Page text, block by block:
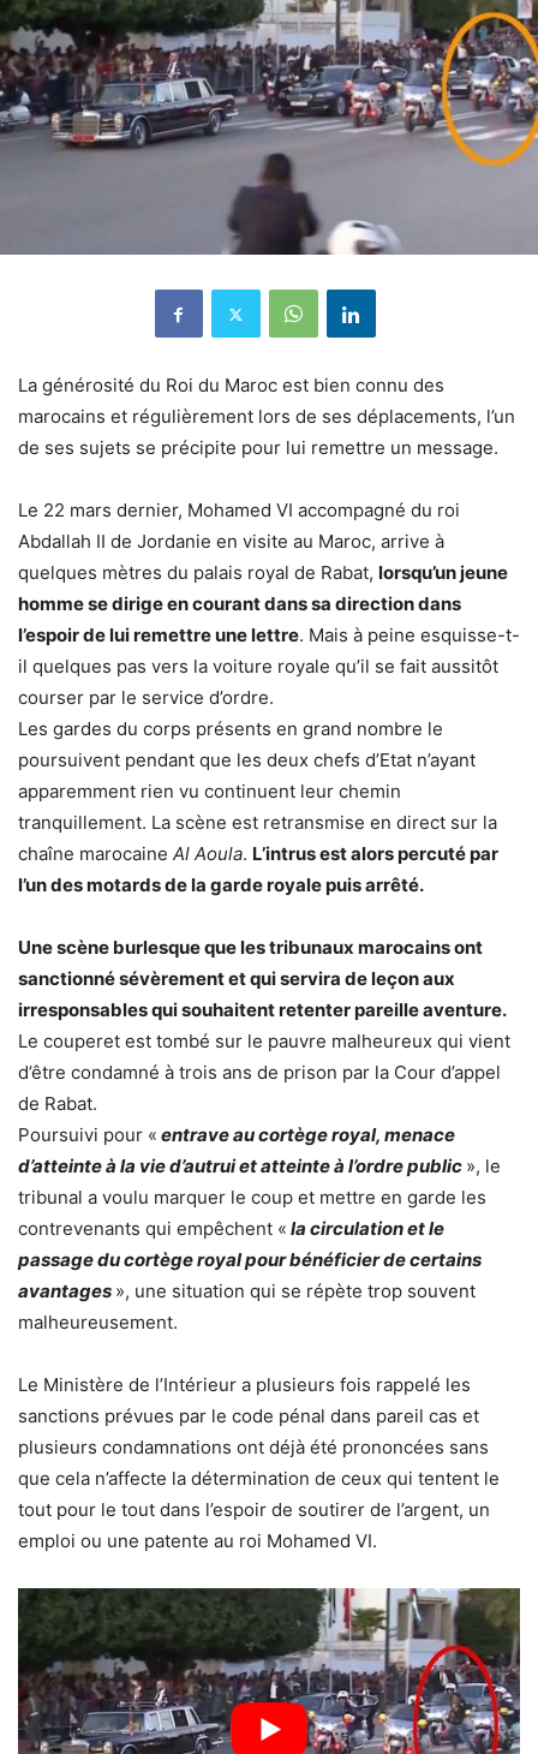
La générosité du Roi du Maroc est bien connu des
marocains et régulièrement lors de ses déplacements, l’un
de ses sujets se précipite pour lui remettre un message.
Le 22 mars dernier, Mohamed VI accompagné du roi
Abdallah II de Jordanie en visite au Maroc, arrive à
quelques mètres du palais royal de Rabat, lorsqu’un jeune
homme se dirige en courant dans sa direction dans
l’espoir de lui remettre une lettre. Mais à peine esquisse-t-
il quelques pas vers la voiture royale qu’il se fait aussitôt
courser par le service d’ordre.
Les gardes du corps présents en grand nombre le
poursuivent pendant que les deux chefs d’Etat n’ayant
apparemment rien vu continuent leur chemin
tranquillement. La scène est retransmise en direct sur la
chaîne marocaine Al Aoula. L’intrus est alors percuté par
l’un des motards de la garde royale puis arrêté.
Une scène burlesque que les tribunaux marocains ont
sanctionné sévèrement et qui servira de leçon aux
irresponsables qui souhaitent retenter pareille aventure.
Le couperet est tombé sur le pauvre malheureux qui vient
d’être condamné à trois ans de prison par la Cour d’appel
de Rabat.
Poursuivi pour « entrave au cortège royal, menace
d’atteinte à la vie d’autrui et atteinte à l’ordre public », le
tribunal a voulu marquer le coup et mettre en garde les
contrevenants qui empêchent « la circulation et le
passage du cortège royal pour bénéficier de certains
avantages », une situation qui se répète trop souvent
malheureusement.
Le Ministère de l’Intérieur a plusieurs fois rappelé les
sanctions prévues par le code pénal dans pareil cas et
plusieurs condamnations ont déjà été prononcées sans
que cela n’affecte la détermination de ceux qui tentent le
tout pour le tout dans l’espoir de soutirer de l’argent, un
emploi ou une patente au roi Mohamed VI.